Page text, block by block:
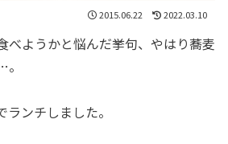
2015.06.22 2022.03.10
べようかと悩んだ挙句、やはり蕎麦
ランチしました。